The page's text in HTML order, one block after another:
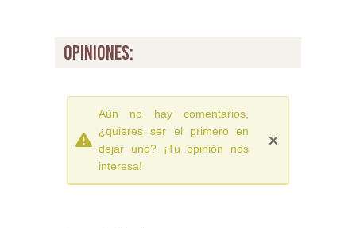
opiniones:
Aún no hay comentarios,
¿quieres ser el primero en
dejar uno? ¡Tu opinión nos
interesa!